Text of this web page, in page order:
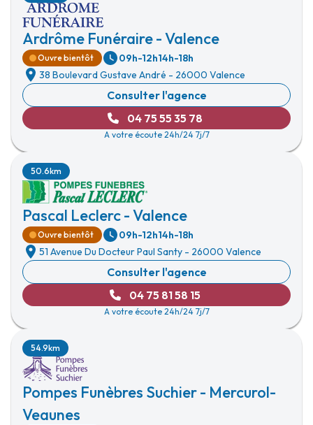
Ardrôme Funéraire - Valence
Ouvre bientôt 09h-12h14h-18h
38 Boulevard Gustave André - 26000 Valence
Consulter l'agence
04 75 55 35 78
A votre écoute 24h/24 7j/7
Pascal Leclerc - Valence
50.6km
Ouvre bientôt 09h-12h14h-18h
51 Avenue Du Docteur Paul Santy - 26000 Valence
Consulter l'agence
04 75 81 58 15
A votre écoute 24h/24 7j/7
Pompes Funèbres Suchier - Mercurol-
Veaunes
54.9km